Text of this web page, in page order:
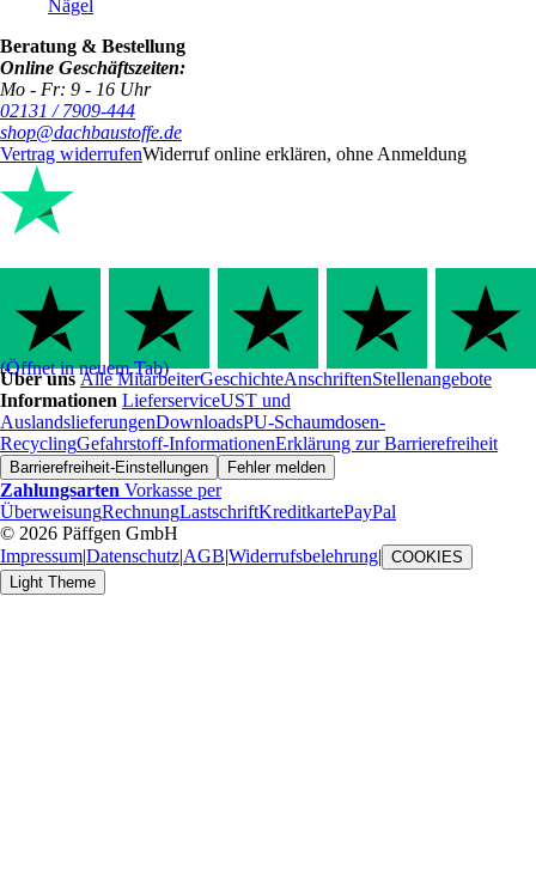
Nägel
Beratung & Bestellung
Online Geschäftszeiten:
Mo - Fr: 9 - 16 Uhr
02131 / 7909-444
shop@dachbaustoffe.de
Vertrag widerrufenWiderruf online erklären, ohne Anmeldung
(Öffnet in neuem Tab)
Über unsAlle MitarbeiterGeschichteAnschriftenStellenangebote
Informationen LieferserviceUST und
AuslandslieferungenDownloadsPU-Schaumdosen-
RecyclingGefahrstoff-InformationenErklärung zur Barrierefreiheit
Barrierefreiheit-Einstellungen Fehler melden
Zahlungsarten Vorkasse per
ÜberweisungRechnungLastschriftKreditkartePayPal
© 2026 Päffgen GmbH
Impressum|Datenschutz|AGB|Widerrufsbelehrung| COOKIES
Light Theme